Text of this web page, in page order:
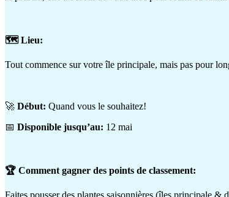
🗺️ Lieu:
Tout commence sur votre île principale, mais pas pour
🚀 Début: Quand vous le souhaitez!
📅 Disponible jusqu’au: 12 mai
🏆 Comment gagner des points de classement:
Faites pousser des plantes saisonnières (îles principale &